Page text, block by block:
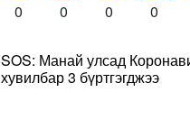
0 0 0 0
SOS: Манай улсад
хувилбар 3 бүртгэгджээ